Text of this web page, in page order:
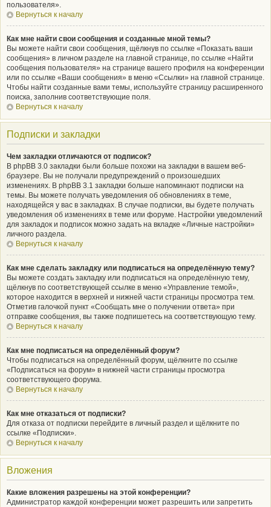
пользователя».
Вернуться к началу
Как мне найти свои сообщения и созданные мной темы?
Вы можете найти свои сообщения, щёлкнув по ссылке «Показать ваши
сообщения» в личном разделе на главной странице, по ссылке «Найти
сообщения пользователя» на странице вашего профиля на конференции
или по ссылке «Ваши сообщения» в меню «Ссылки» на главной странице.
Чтобы найти созданные вами темы, используйте страницу расширенного
поиска, заполнив соответствующие поля.
Вернуться к началу
Подписки и закладки
Чем закладки отличаются от подписок?
В phpBB 3.0 закладки были больше похожи на закладки в вашем веб-
браузере. Вы не получали предупреждений о произошедших
изменениях. В phpBB 3.1 закладки больше напоминают подписки на
темы. Вы можете получать уведомления об обновлениях в теме,
находящейся у вас в закладках. В случае подписки, вы будете получать
уведомления об изменениях в теме или форуме. Настройки уведомлений
для закладок и подписок можно задать на вкладке «Личные настройки»
личного раздела.
Вернуться к началу
Как мне сделать закладку или подписаться на определённую тему?
Вы можете создать закладку или подписаться на определённую тему,
щёлкнув по соответствующей ссылке в меню «Управление темой»,
которое находится в верхней и нижней части страницы просмотра тем.
Отметив галочкой пункт «Сообщать мне о получении ответа» при
отправке сообщения, вы также подпишетесь на соответствующую тему.
Вернуться к началу
Как мне подписаться на определённый форум?
Чтобы подписаться на определённый форум, щёлкните по ссылке
«Подписаться на форум» в нижней части страницы просмотра
соответствующего форума.
Вернуться к началу
Как мне отказаться от подписки?
Для отказа от подписки перейдите в личный раздел и щёлкните по
ссылке «Подписки».
Вернуться к началу
Вложения
Какие вложения разрешены на этой конференции?
Администратор каждой конференции может разрешить или запретить